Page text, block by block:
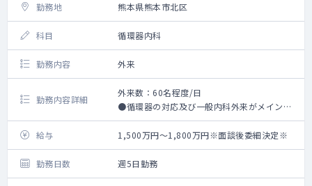
勤務地 熊本県熊本市北区
科目 循環器内科
勤務内容 外来
勤務内容詳細
外来数：60名程度/日
●循環器の対応及び一般内科外来がメインの
業務です。
給与
1,500万円～1,800万円※面談後委細決定※
勤務日数 週5日勤務